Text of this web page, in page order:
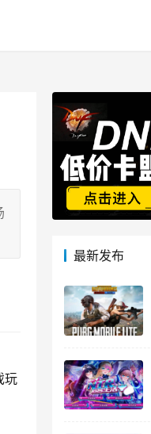
玩
最新发布